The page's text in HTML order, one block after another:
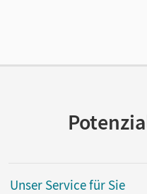
Unser Service für Sie